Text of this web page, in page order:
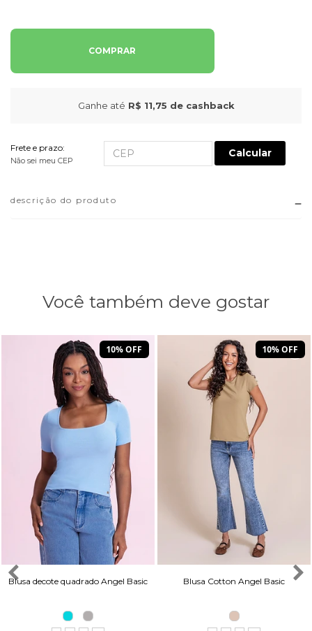
COMPRAR
Ganhe até R$ 11,75 de cashback
Frete e prazo:
Não sei meu CEP
Calcular
descrição do produto
Você também deve gostar
10% OFF
Blusa decote quadrado Angel Basic
10% OFF
Blusa Cotton Angel Basic